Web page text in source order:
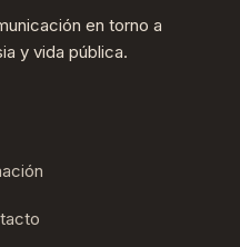
en torno a
y vida pública.